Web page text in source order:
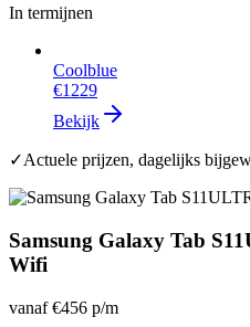
In termijnen
Coolblue
€1229
Bekijk
✓Actuele prijzen, dagelijks
Samsung Galaxy Tab
Wifi
vanaf€456 p/m